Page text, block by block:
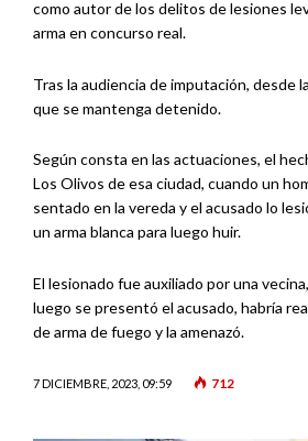
como autor de los delitos de lesiones
arma en concurso real.
Tras la audiencia de imputación, desde
que se mantenga detenido.
Según consta en las actuaciones, el
Los Olivos de esa ciudad, cuando un
sentado en la vereda y el acusado lo
un arma blanca para luego huir.
El lesionado fue auxiliado por una
luego se presentó el acusado, habría
de arma de fuego y la amenazó.
7 DICIEMBRE, 2023, 09:59 712